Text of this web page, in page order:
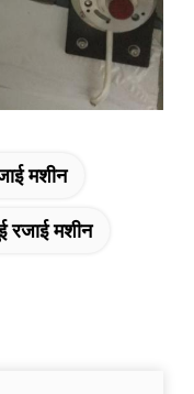
मशीन
रजाई मशीन